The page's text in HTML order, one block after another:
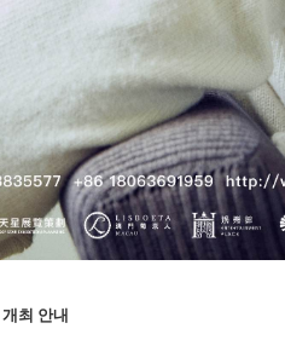
개최 안내